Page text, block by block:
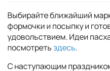
Выбирайте ближайший
формочки и посыпку и
удовольствием. Идеи
посмотретьздесь.
С наступающим